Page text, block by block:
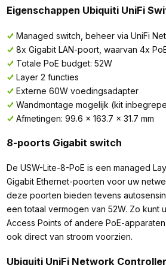
Eigenschappen Ubiquiti UniFi
Managed switch, beheer via UniFi
8x Gigabit LAN-poort, waarvan 4x
Totale PoE budget: 52W
Layer 2 functies
Externe 60W voedingsadapter
Wandmontage mogelijk (kit
Afmetingen: 99.6 x 163.7 x 31.7 mm
8-poorts Gigabit switch
De USW-Lite-8-PoE is een managed
Gigabit Ethernet-poorten voor uw
deze poorten bieden tevens
een totaal vermogen van 52W. Zo kunt
Access Points of andere PoE-
ook direct van stroom voorzien.
Ubiquiti UniFi Network